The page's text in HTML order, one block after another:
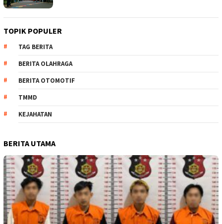
TOPIK POPULER
TAG BERITA
BERITA OLAHRAGA
BERITA OTOMOTIF
TMMD
KEJAHATAN
BERITA UTAMA